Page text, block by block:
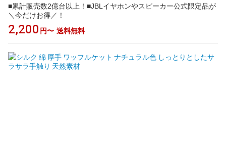
■累計販売数2億台以上！■JBLイヤホンやスピーカー公式限定品が
＼今だけお得／！
2,200 円〜 送料無料